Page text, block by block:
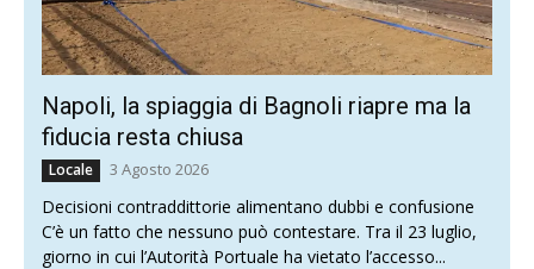
Napoli, la spiaggia di Bagnoli riapre ma la
fiducia resta chiusa
Locale 3 Agosto 2026
Decisioni contraddittorie alimentano dubbi e confusione
C’è un fatto che nessuno può contestare. Tra il 23 luglio,
giorno in cui l’Autorità Portuale ha vietato l’accesso...